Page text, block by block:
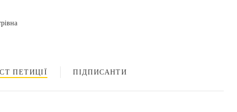
ПЕТИЦІЇ ПІДПИСАНТИ